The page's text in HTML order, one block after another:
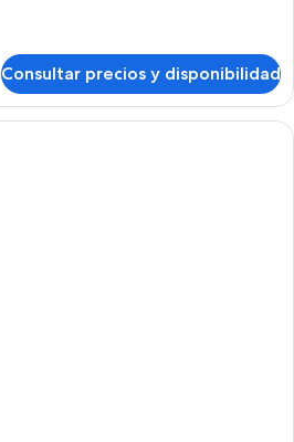
Consultar precios y disponibilidad